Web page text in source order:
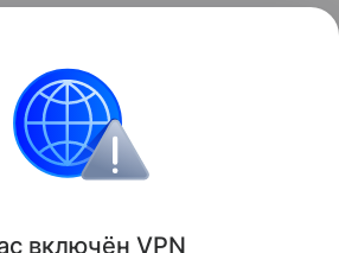
действительно насыщенный.
— Олег, Краснодарский край.
включён VPN